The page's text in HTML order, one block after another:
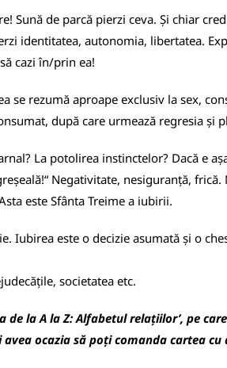
Sună de parcă pierzi ceva. Și chiar
identitatea, autonomia, libertatea.
cazi în/prin ea!
se rezumă aproape exclusiv la sex,
după care urmează regresia
La potolirea instinctelor? Dacă e
Negativitate, nesiguranță,
este Sfânta Treime a iubirii.
Iubirea este o decizie asumată și o
societatea etc.
de la A la Z: Alfabetul relațiilor’, pe
avea ocazia să poți comanda cartea